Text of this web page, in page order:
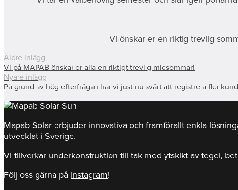
Vi önskar er en riktig trevlig
Äldre inlägg
Vi på MAPAB önskar er alla en riktigt trevlig midsommar!
Nyare inlägg
På grund av hög efterfrågan har vi just nu svårt att registrera fler
Mapab Solar erbjuder innovativa och framförallt enkla
utvecklat i Sverige.
Vi tillverkar underkonstruktion till tak med ytskikt av tegel,
Följ oss gärna på Instagram!